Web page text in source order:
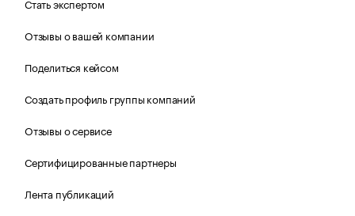
Стать экспертом
Отзывы о вашей компании
Поделиться кейсом
Создать профиль группы компаний
Отзывы о сервисе
Сертифицированные партнеры
Лента публикаций